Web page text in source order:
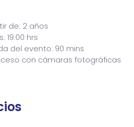
del 2026. No te pierdas este
de: 2 años
19:00 hrs
del evento: 90 mins
con cámaras fotográficas